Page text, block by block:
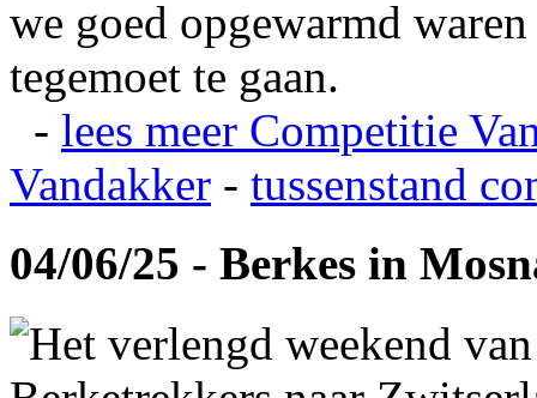
we goed opgewarmd
tegemoet te gaan.
- lees meer Competitie
Vandakker - tussenstand
04/06/25 - Berkes in
Het verlengd weekend